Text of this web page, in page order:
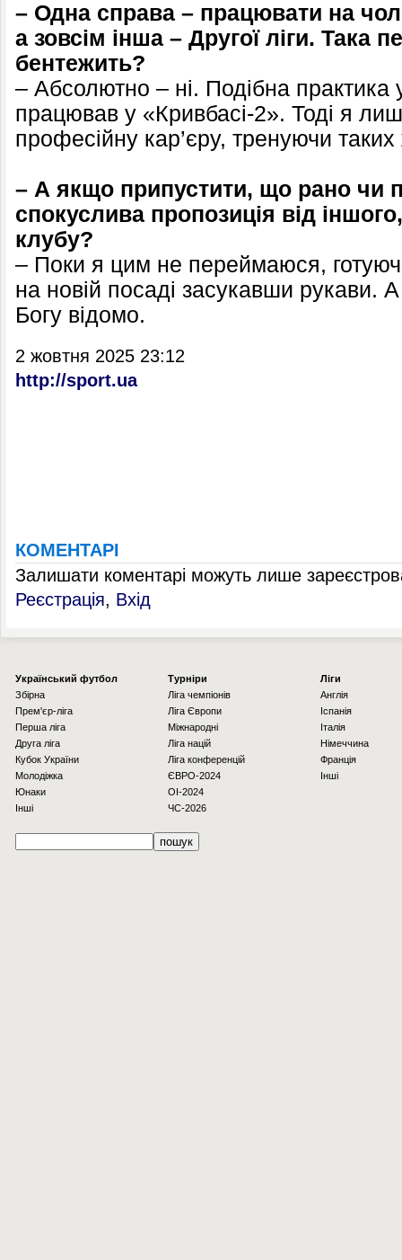
– Одна справа – працювати на
а зовсім інша – Другої ліги. Така
бентежить?
– Абсолютно – ні. Подібна
працював у «Кривбасі-2». Тоді я
професійну кар’єру, тренуючи
– А якщо припустити, що рано чи
спокуслива пропозиція від
клубу?
– Поки я цим не переймаюся,
на новій посаді засукавши рукави.
Богу відомо.
2 жовтня 2025 23:12
http://sport.ua
КОМЕНТАРІ
Залишати коментарі можуть лише
Реєстрація, Вхід
Українcький футбол
Збірна
Прем'єр-ліга
Перша ліга
Друга ліга
Кубок України
Молодіжка
Юнаки
Інші
Турніри
Ліга чемпіонів
Ліга Європи
Міжнародні
Ліга націй
Ліга конференцій
ЄВРО-2024
OI-2024
ЧС-2026
Ліги
Англія
Іспанія
Італія
Німеччина
Франція
Інші